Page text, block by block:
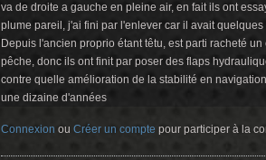
va de droite a gauche en pleine air, en fait ils ont
plume pareil, j'ai fini par l'enlever car il avait
Depuis l'ancien proprio étant têtu, est parti racheté
pêche, donc ils ont finit par poser des flaps
contre quelle amélioration de la stabilité en
une dizaine d'années
Connexion ou Créer un compte pour participer à la